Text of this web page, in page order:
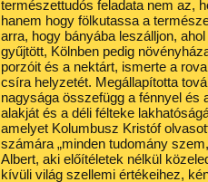
természettudós feladata nem az,
hanem hogy fölkutassa a
arra, hogy bányába leszálljon,
gyűjtött, Kölnben pedig
porzóit és a nektárt, ismerte a
csíra helyzetét. Megállapította
nagysága összefügg a fénnyel és
alakját és a déli félteke
amelyet Kolumbusz Kristóf
számára „minden tudomány
Albert, aki előítéletek nélkül
kívüli világ szellemi értékeihez,